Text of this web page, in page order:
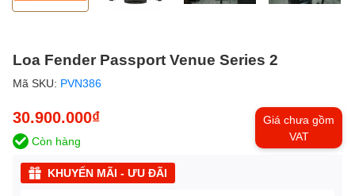
Loa Fender Passport Venue Series 2
Mã SKU: PVN386
30.900.000₫
Giá chưa gồm
VAT
Còn hàng
KHUYẾN MÃI - ƯU ĐÃI